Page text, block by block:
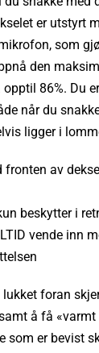
er utstyrt
som
den
86%. Du
når du
ligger i
fronten av
beskytter i
vende inn
foran
å få
som er bevist